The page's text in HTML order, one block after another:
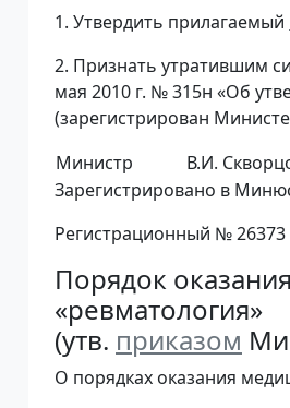
1. Утвердить прилагаемый
2. Признать утратившим
мая 2010 г. № 315н «Об
(зарегистрирован
Министр
В.И.
Зарегистрировано в
Регистрационный № 26373
Порядок
«ревматология»
(утв. приказом
О порядках оказания